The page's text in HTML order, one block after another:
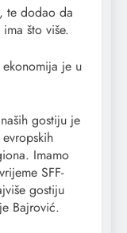
te dodao da
što više.
je u
gostiju je
Imamo
SFF-
gostiju
Bajrović.